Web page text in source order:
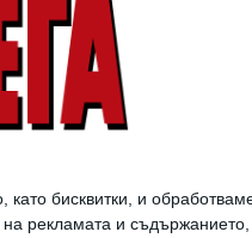
бисквитки, и
и съдържанието,